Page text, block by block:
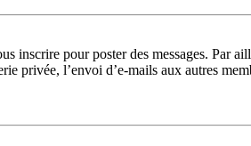
inscrire pour poster des messages. Par
privée, l’envoi d’e-mails aux autres